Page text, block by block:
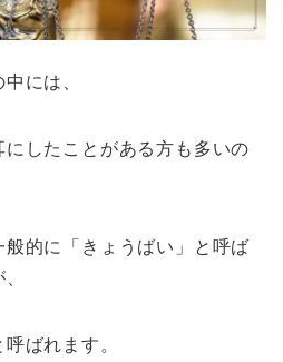
には、
したことがある方も多いの
的に「きょうばい」と呼ば
呼ばれます。